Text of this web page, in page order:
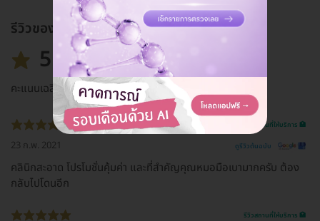
รีวิวของแพ็กเกจ
5.0
คะแนนเฉลี่ย
รีวิวสถานที่ให้บริการ 🏥
23 ก.พ. 2021 ดูรีวิวต้นฉบับ
คลินิกสะอาด โปรโมชั่นคุ้มค่า และที่สำคัญคุณหมอมือเบามากครับ ต้อง
กลับไปโดนอีก
รีวิวสถานที่ให้บริการ 🏥